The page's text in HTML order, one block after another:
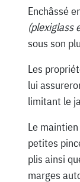
Enchâssé
(plexiglass
sous son
Les
lui
limitant le
Le
petites
plis ainsi
marges